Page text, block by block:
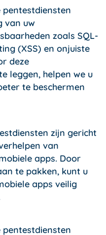
pentestdiensten
van uw
zoals SQL-
(XSS) en onjuiste
deze
leggen, helpen we u
te beschermen
zijn gericht
van
apps. Door
te pakken, kunt u
apps veilig